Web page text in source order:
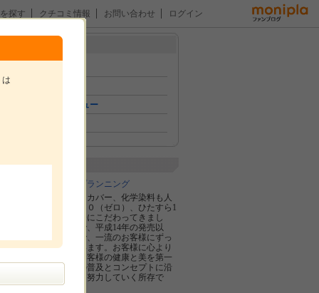
探す クチコミ情報 お問い合わせ ログイン
おためしレビュー
企業紹介
株式会社マックプランニング
髪に優しく白髪をカバー、化学染料も人
工色素ももちろん０（ゼロ）、ひたすら1
00％天然植物成分にこだわってきまし
た。おかげさまで、平成14年の発売以
来、一流のお店で、一流のお客様にずっ
と使われ続けています。お客様に心より
感謝し、今後もお客様の健康と美を第一
に、マックヘナの普及とコンセプトに沿
った商品の開発に努力していく所存で
す。